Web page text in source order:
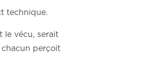
technique.
le vécu, serait
perçoit